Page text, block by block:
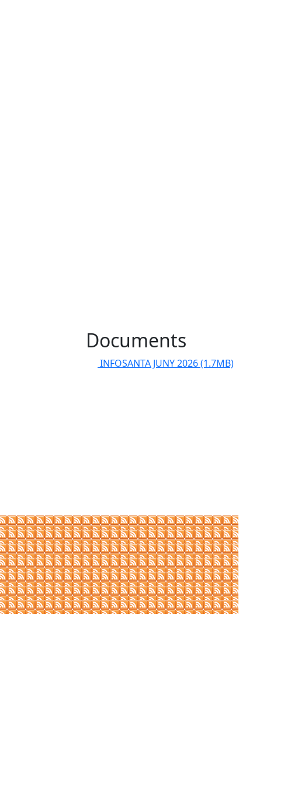
Documents
INFOSANTA JUNY 2026(1.7MB)